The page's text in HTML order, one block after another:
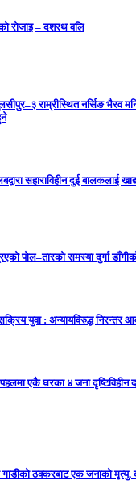
रोजाइ – दशरथ वलि
राम्रीस्थित नर्सिङ भैरव
सहाराविहीन दुई बालकलाई
पोल–तारको समस्या दुर्गा
युवा : अन्यायविरुद्ध निरन्तर
एकै घरका ४ जना दृष्टिविहीन
ठक्करबाट एक जनाको मृत्यु,